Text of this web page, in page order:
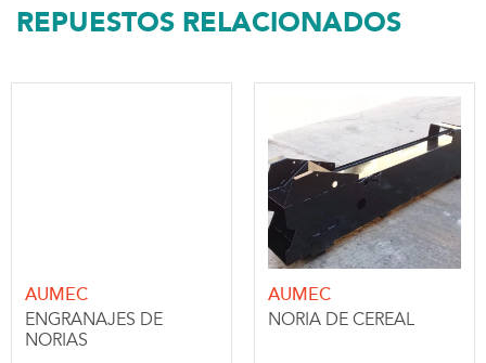
REPUESTOS RELACIONADOS
AUMEC
ENGRANAJES DE
NORIAS
AUMEC
NORIA DE CEREAL